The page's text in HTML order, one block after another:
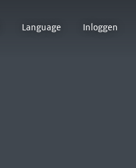
Language Inloggen